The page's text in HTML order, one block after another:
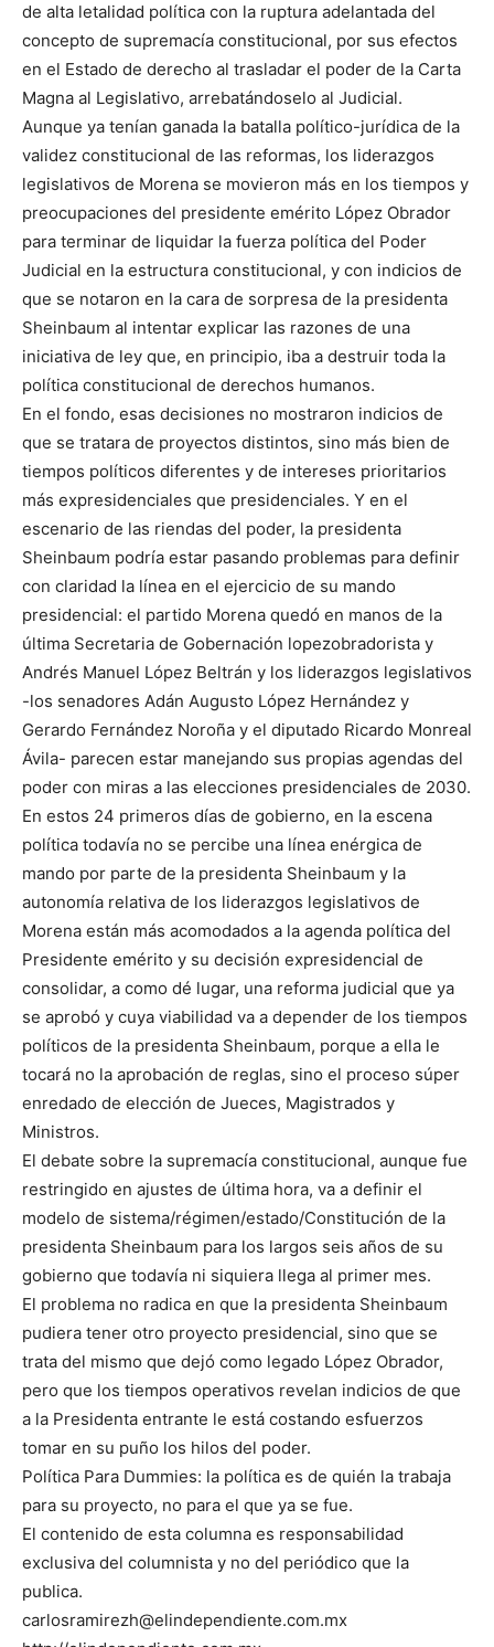
de alta letalidad política con la ruptura adelantada del
concepto de supremacía constitucional, por sus efectos
en el Estado de derecho al trasladar el poder de la Carta
Magna al Legislativo, arrebatándoselo al Judicial.
Aunque ya tenían ganada la batalla político-jurídica de la
validez constitucional de las reformas, los liderazgos
legislativos de Morena se movieron más en los tiempos y
preocupaciones del presidente emérito López Obrador
para terminar de liquidar la fuerza política del Poder
Judicial en la estructura constitucional, y con indicios de
que se notaron en la cara de sorpresa de la presidenta
Sheinbaum al intentar explicar las razones de una
iniciativa de ley que, en principio, iba a destruir toda la
política constitucional de derechos humanos.
En el fondo, esas decisiones no mostraron indicios de
que se tratara de proyectos distintos, sino más bien de
tiempos políticos diferentes y de intereses prioritarios
más expresidenciales que presidenciales. Y en el
escenario de las riendas del poder, la presidenta
Sheinbaum podría estar pasando problemas para definir
con claridad la línea en el ejercicio de su mando
presidencial: el partido Morena quedó en manos de la
última Secretaria de Gobernación lopezobradorista y
Andrés Manuel López Beltrán y los liderazgos legislativos
-los senadores Adán Augusto López Hernández y
Gerardo Fernández Noroña y el diputado Ricardo Monreal
Ávila- parecen estar manejando sus propias agendas del
poder con miras a las elecciones presidenciales de 2030.
En estos 24 primeros días de gobierno, en la escena
política todavía no se percibe una línea enérgica de
mando por parte de la presidenta Sheinbaum y la
autonomía relativa de los liderazgos legislativos de
Morena están más acomodados a la agenda política del
Presidente emérito y su decisión expresidencial de
consolidar, a como dé lugar, una reforma judicial que ya
se aprobó y cuya viabilidad va a depender de los tiempos
políticos de la presidenta Sheinbaum, porque a ella le
tocará no la aprobación de reglas, sino el proceso súper
enredado de elección de Jueces, Magistrados y
Ministros.
El debate sobre la supremacía constitucional, aunque fue
restringido en ajustes de última hora, va a definir el
modelo de sistema/régimen/estado/Constitución de la
presidenta Sheinbaum para los largos seis años de su
gobierno que todavía ni siquiera llega al primer mes.
El problema no radica en que la presidenta Sheinbaum
pudiera tener otro proyecto presidencial, sino que se
trata del mismo que dejó como legado López Obrador,
pero que los tiempos operativos revelan indicios de que
a la Presidenta entrante le está costando esfuerzos
tomar en su puño los hilos del poder.
Política Para Dummies: la política es de quién la trabaja
para su proyecto, no para el que ya se fue.
El contenido de esta columna es responsabilidad
exclusiva del columnista y no del periódico que la
publica.
carlosramirezh@elindependiente.com.mx